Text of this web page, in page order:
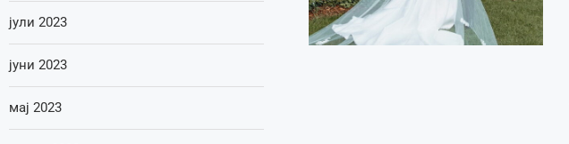
јули 2023
јуни 2023
мај 2023